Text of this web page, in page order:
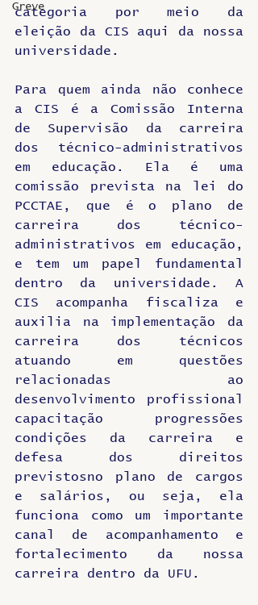
Greve
categoria por meio da
eleição da CIS aqui da nossa
universidade.
Para quem ainda não conhece
a CIS é a Comissão Interna
de Supervisão da carreira
dos técnico-administrativos
em educação. Ela é uma
comissão prevista na lei do
PCCTAE, que é o plano de
carreira dos técnico-
administrativos em educação,
e tem um papel fundamental
dentro da universidade. A
CIS acompanha fiscaliza e
auxilia na implementação da
carreira dos técnicos
atuando em questões
relacionadas ao
desenvolvimento profissional
capacitação progressões
condições da carreira e
defesa dos direitos
previstosno plano de cargos
e salários, ou seja, ela
funciona como um importante
canal de acompanhamento e
fortalecimento da nossa
carreira dentro da UFU.